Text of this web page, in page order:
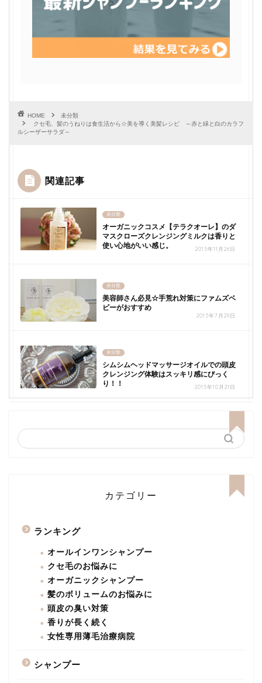
HOME
未分類
クセ毛、髪のうねりは食生活から☆美を導く美髪レシピ ～赤と緑と白のカラフ
ルシーザーサラダ～
関連記事
未分類
オーガニックコスメ【テラクオーレ】のダ
マスクローズクレンジングミルクは香りと
使い心地がいい感じ。
2015年11月26日
未分類
美容師さん必見☆手荒れ対策にファムズベ
ビーがおすすめ
2015年7月29日
未分類
シムシムヘッドマッサージオイルでの頭皮
クレンジング体験はスッキリ感にびっく
り！！
2015年10月21日
カテゴリー
ランキング
オールインワンシャンプー
クセ毛のお悩みに
オーガニックシャンプー
髪のボリュームのお悩みに
頭皮の臭い対策
香りが長く続く
女性専用薄毛治療病院
シャンプー